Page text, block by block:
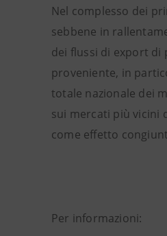
Nel complesso dei
sebbene in
dei flussi di export di
proveniente, in
totale nazionale dei
sui mercati più vicini
come effetto
Per informazioni: